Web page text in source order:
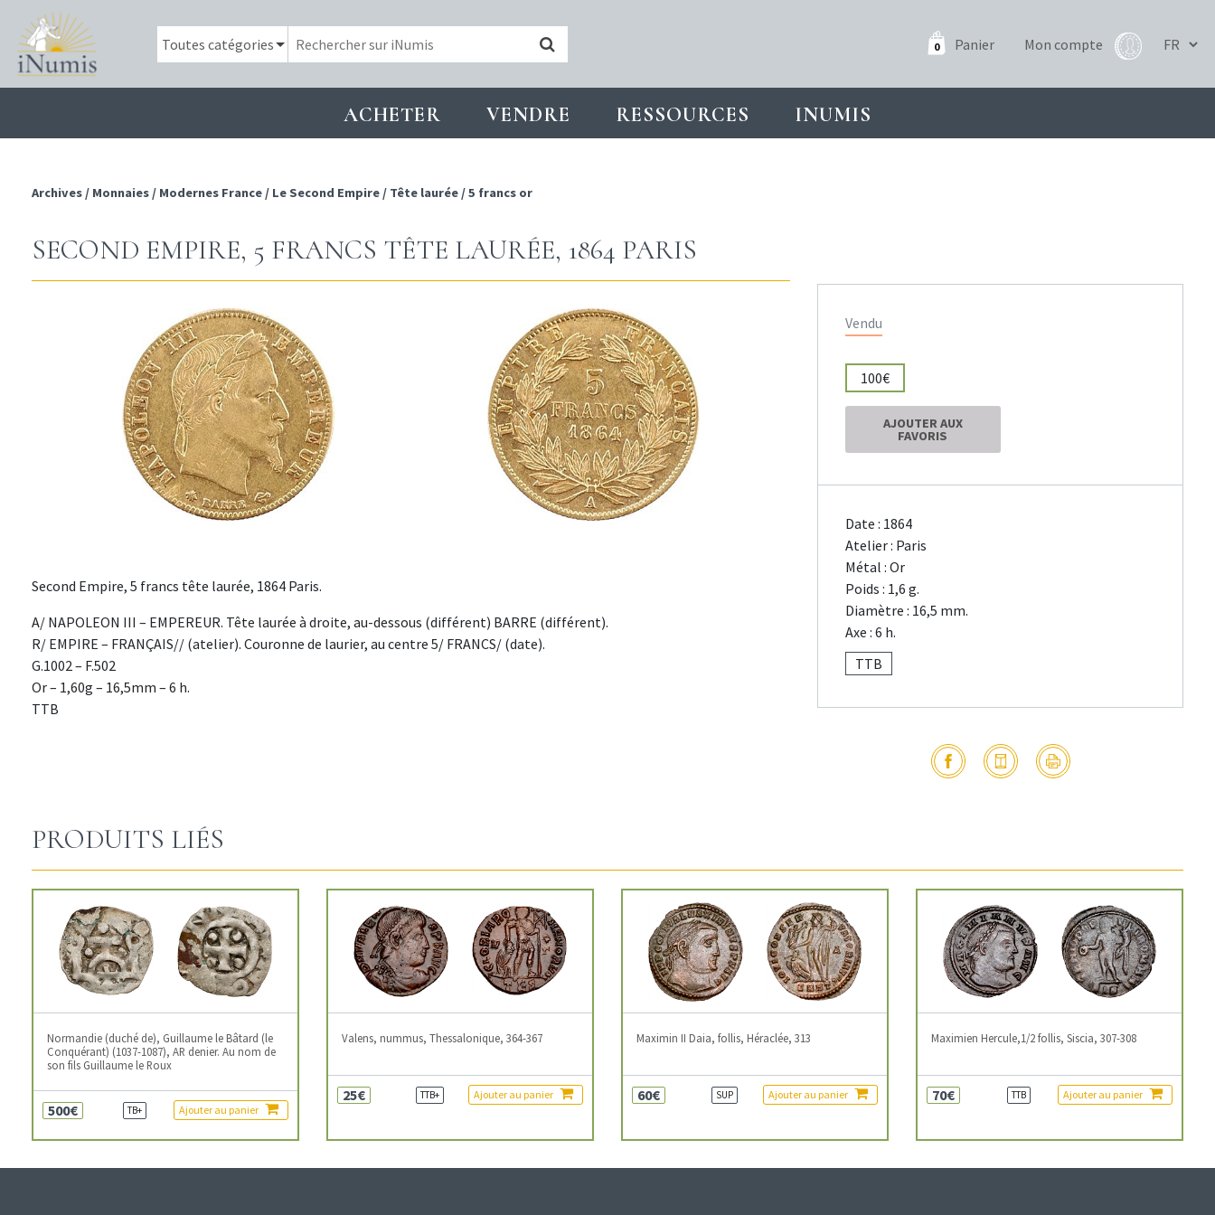
0 Panier Mon compte
ACHETER VENDRE RESSOURCES INUMIS
Archives / Monnaies / Modernes France / Le Second Empire / Tête laurée /5 francs or
SECOND EMPIRE, 5 FRANCS TÊTE LAURÉE, 1864 PARIS
Second Empire, 5 francs tête laurée, 1864 Paris.
A/ NAPOLEON III – EMPEREUR. Tête laurée à droite, au-dessous (différent) BARRE (différent).
R/ EMPIRE – FRANÇAIS// (atelier). Couronne de laurier, au centre 5/ FRANCS/ (date).
G.1002 – F.502
Or – 1,60g – 16,5mm – 6 h.
TTB
Vendu
100€
AJOUTER AUX
FAVORIS
Date : 1864
Atelier : Paris
Métal : Or
Poids : 1,6 g.
Diamètre : 16,5 mm.
Axe : 6 h.
TTB
PRODUITS LIÉS
Normandie (duché de), Guillaume le Bâtard (le
Conquérant) (1037-1087), AR denier. Au nom de
son fils Guillaume le Roux
500€ TB+ Ajouter au panier
Valens, nummus, Thessalonique, 364-367
25€ TTB+ Ajouter au panier
Maximin II Daia, follis, Héraclée, 313
60€ SUP Ajouter au panier
Maximien Hercule,1/2 follis, Siscia, 307-308
70€ TTB Ajouter au panier